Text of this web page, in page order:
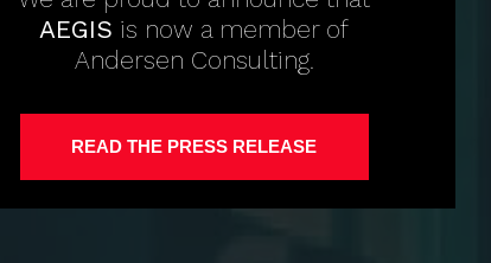
AEGIS is now a member of
Andersen Consulting.
READ THE PRESS RELEASE